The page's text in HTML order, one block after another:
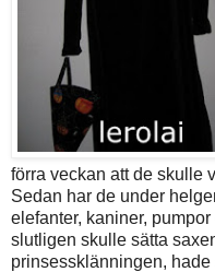
förra veckan att de skulle
Sedan har de under
elefanter, kaniner,
slutligen skulle sätta
prinsessklänningen,